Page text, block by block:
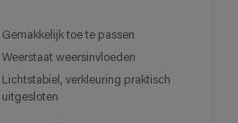
Gemakkelijk toe te passen
Weerstaat weersinvloeden
Lichtstabiel, verkleuring praktisch
uitgesloten